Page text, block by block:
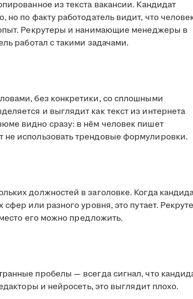
из текста вакансии. Кандидат
по факту работодатель видит, что
Рекрутеры и нанимающие менеджеры в
работал с такими задачами.
без конкретики, со сплошными
и выглядит как текст из интернета
видно сразу: в нём человек пишет
использовать трендовые формулировки.
должностей в заголовке. Когда
или разного уровня, это путает.
его можно предложить.
пробелы — всегда сигнал, что
и нейросеть, это выглядит плохо.